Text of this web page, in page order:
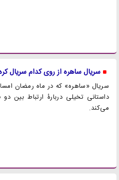
سریال ساهره از روی کدام سریال
داستانی تخیلی دربارۀ ارتباط بین
می‌کند.